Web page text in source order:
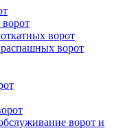
ворот
ворот
ворот и